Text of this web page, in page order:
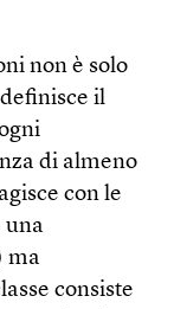
non è solo
il
di almeno
con le
una
ma
consiste